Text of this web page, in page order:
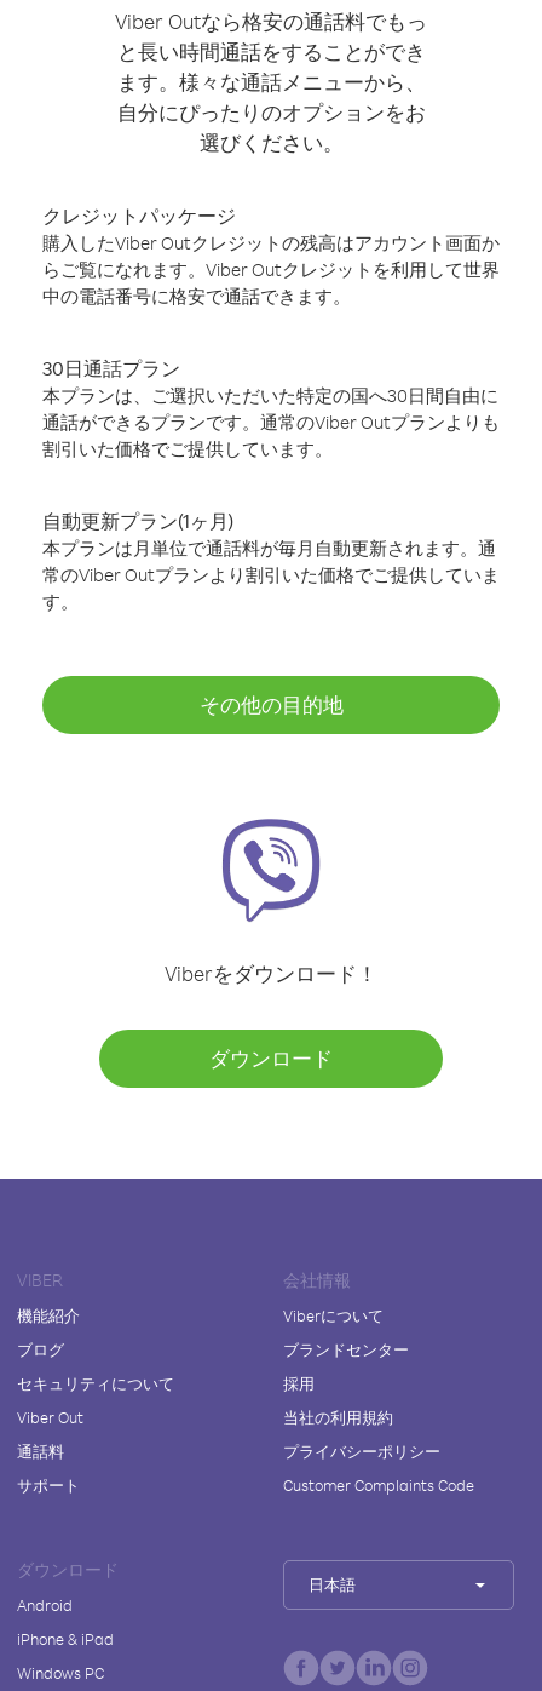
Viber Outなら格安の通話料でもっ
と長い時間通話をすることができ
ます。様々な通話メニューから、
自分にぴったりのオプションをお
選びください。
クレジットパッケージ
購入したViber Outクレジットの残高はアカウント画面か
らご覧になれます。Viber Outクレジットを利用して世界
中の電話番号に格安で通話できます。
30日通話プラン
本プランは、ご選択いただいた特定の国へ30日間自由に
通話ができるプランです。通常のViber Outプランよりも
割引いた価格でご提供しています。
自動更新プラン(1ヶ月)
本プランは月単位で通話料が毎月自動更新されます。通
常のViber Outプランより割引いた価格でご提供していま
す。
その他の目的地
Viberをダウンロード！
ダウンロード
VIBER
機能紹介
ブログ
セキュリティについて
Viber Out
通話料
サポート
会社情報
Viberについて
ブランドセンター
採用
当社の利用規約
プライバシーポリシー
Customer Complaints Code
ダウンロード
Android
iPhone & iPad
Windows PC
日本語